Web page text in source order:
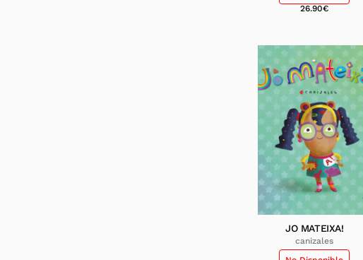
26.90€
JO MATEIXA!
canizales